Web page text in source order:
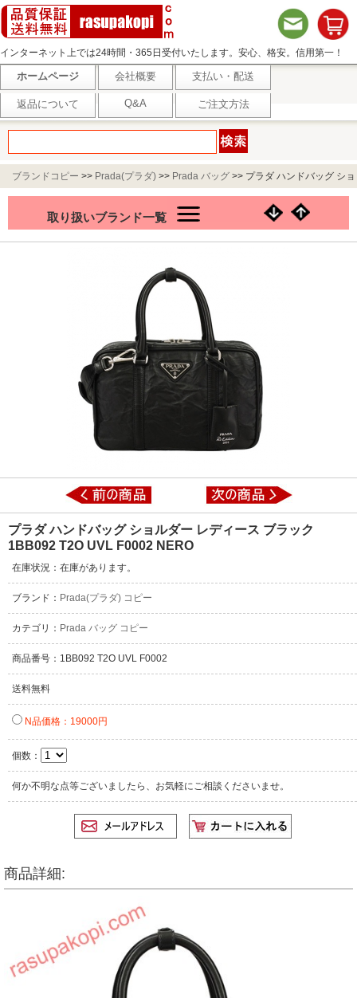
インターネット上では24時間・365日受付いたします。安心、格安。信用第一！
ホームページ 会社概要 支払い・配送
返品について Q&A ご注文方法
ブランドコピー >> Prada(プラダ) >> Prada バッグ >> プラダ ハンドバッグ ショ
取り扱いブランド一覧
プラダ ハンドバッグ ショルダー レディース ブラック
1BB092 T2O UVL F0002 NERO
在庫状況：在庫があります。
ブランド： Prada(プラダ) コピー
カテゴリ： Prada バッグ コピー
商品番号：1BB092 T2O UVL F0002
送料無料
N品価格：19000円
個数：
何か不明な点等ございましたら、お気軽にご相談くださいませ。
商品詳細: